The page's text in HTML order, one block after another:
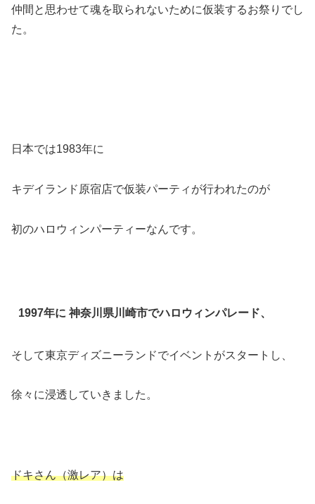
仲間と思わせて魂を取られないために仮装するお祭りでし
た。
日本では1983年に
キデイランド原宿店で仮装パーティが行われたのが
初のハロウィンパーティーなんです。
1997年に 神奈川県川崎市でハロウィンパレード、
そして東京ディズニーランドでイベントがスタートし、
徐々に浸透していきました。
ドキさん（激レア）は